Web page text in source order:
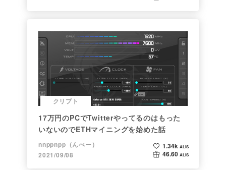
クリプト
17万円のPCでTwitterやってるのはもった
いないのでETHマイニングを始めた話
nnppnpp（んぺー）
2021/09/08
1.34k ALIS
46.60 ALIS